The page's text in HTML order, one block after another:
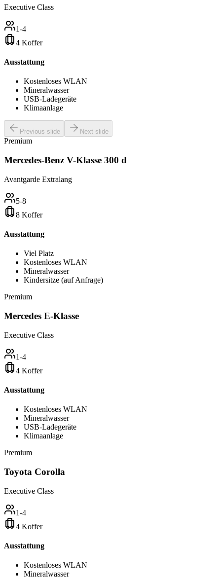
Executive Class
1-4
4 Koffer
Ausstattung
Kostenloses WLAN
Mineralwasser
USB-Ladegeräte
Klimaanlage
Previous slide Next slide
Premium
Mercedes-Benz V-Klasse 300 d
Avantgarde Extralang
5-8
8 Koffer
Ausstattung
Viel Platz
Kostenloses WLAN
Mineralwasser
Kindersitze (auf Anfrage)
Premium
Mercedes E-Klasse
Executive Class
1-4
4 Koffer
Ausstattung
Kostenloses WLAN
Mineralwasser
USB-Ladegeräte
Klimaanlage
Premium
Toyota Corolla
Executive Class
1-4
4 Koffer
Ausstattung
Kostenloses WLAN
Mineralwasser